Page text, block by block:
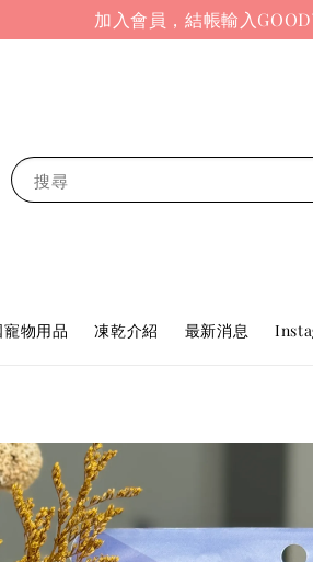
加入會員，結帳輸入
搜尋
物用品 凍乾介紹 最新消息